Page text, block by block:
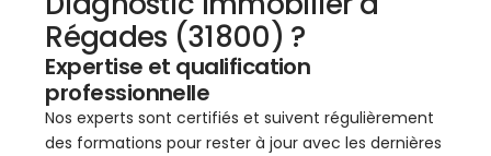
Régades (31800) ?
Expertise et qualification
professionnelle
Nos experts sont certifiés et suivent régulièrement
des formations pour rester à jour avec les dernières